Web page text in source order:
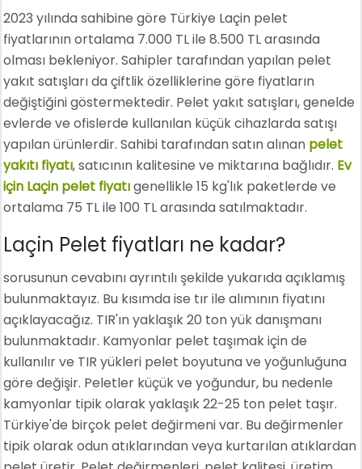
2023 yılında sahibine göre Türkiye Laçin pelet
fiyatlarının ortalama 7.000 TL ile 8.500 TL arasında
olması bekleniyor. Sahipler tarafından yapılan pelet
yakıt satışları da çiftlik özelliklerine göre fiyatların
değiştiğini göstermektedir. Pelet yakıt satışları, genelde
evlerde ve ofislerde kullanılan küçük cihazlarda satışı
yapılan ürünlerdir. Sahibi tarafından satın alınan pelet
yakıtı fiyatı, satıcının kalitesine ve miktarına bağlıdır. Ev
için Laçin pelet fiyatıgenellikle 15 kg'lık paketlerde ve
ortalama 75 TL ile 100 TL arasında satılmaktadır.
Laçin Pelet fiyatları ne kadar?
sorusunun cevabını ayrıntılı şekilde yukarıda açıklamış
bulunmaktayız. Bu kısımda ise tır ile alımının fiyatını
açıklayacağız. TIR'ın yaklaşık 20 ton yük danışmanı
bulunmaktadır. Kamyonlar pelet taşımak için de
kullanılır ve TIR yükleri pelet boyutuna ve yoğunluğuna
göre değişir. Peletler küçük ve yoğundur, bu nedenle
kamyonlar tipik olarak yaklaşık 22-25 ton pelet taşır.
Türkiye'de birçok pelet değirmeni var. Bu değirmenler
tipik olarak odun atıklarından veya kurtarılan atıklardan